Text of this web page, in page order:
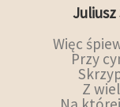
Juliusz
Więc
Przy
Z